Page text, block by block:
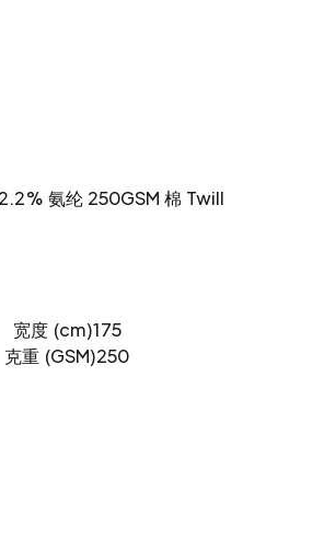
氨纶 250GSM 棉 Twill
宽度 (cm)175
克重 (GSM)250